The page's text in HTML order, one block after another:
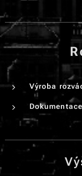
Výroba